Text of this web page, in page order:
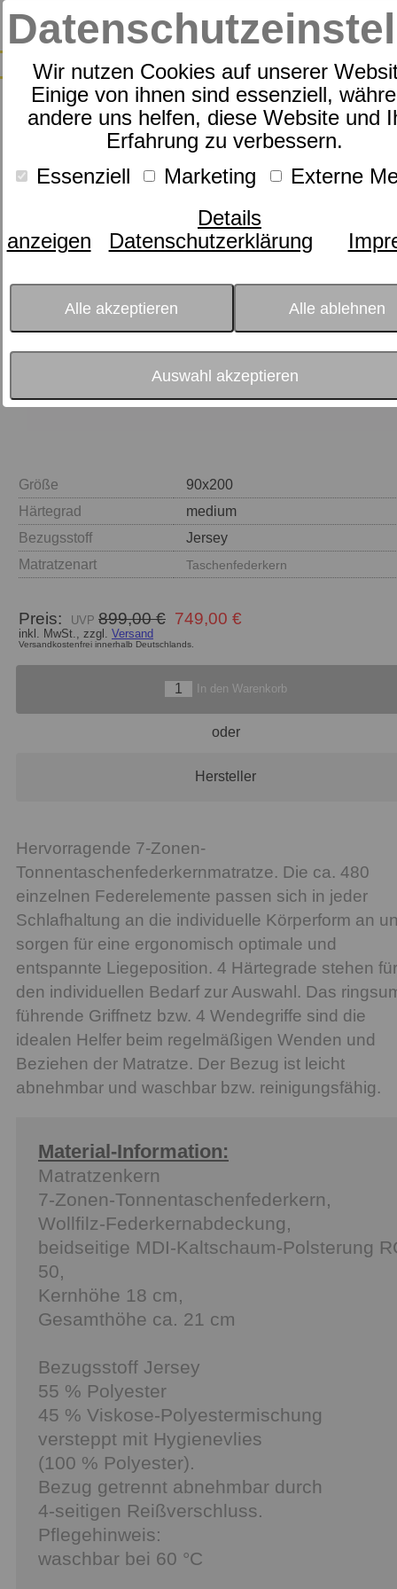
Wir nutzen Cookies auf unserer
Einige von ihnen sind essenziell,
andere uns helfen, diese Website und
Erfahrung zu verbessern.
Essenziell
Marketing
Externe
Details
anzeigen
Datenschutzerklärung
Alle akzeptieren Alle ablehnen
Auswahl akzeptieren
Hervorragende 7-Zonen-
Größe
Härtegrad
Bezugsstoff
Matratzenart
Taschenfederkern
Preis: 899,00 € 749,00 €
inkl. MwSt., zzgl. Versand
Versandkostenfrei innerhalb Deutschlands.
In den Warenkorb
oder
Hersteller
Hervorragende 7-Zonen-
Tonnentaschenfederkernmatratze. Die ca. 480
einzelnen Federelemente passen sich in jeder
Schlafhaltung an die individuelle Körperform an
sorgen für eine ergonomisch optimale und
entspannte Liegeposition. 4 Härtegrade stehen für
den individuellen Bedarf zur Auswahl. Das
führende Griffnetz bzw. 4 Wendegriffe sind die
idealen Helfer beim regelmäßigen Wenden und
Beziehen der Matratze. Der Bezug ist leicht
abnehmbar und waschbar bzw. reinigungsfähig.
Material-Information:
Matratzenkern
7-Zonen-Tonnentaschenfederkern,
Wollfilz-Federkernabdeckung,
beidseitige MDI-Kaltschaum-Polsterung
50,
Kernhöhe 18 cm,
Gesamthöhe ca. 21 cm
Bezugsstoff Jersey
55 % Polyester
45 % Viskose-Polyestermischung
versteppt mit Hygienevlies
(100 % Polyester).
Bezug getrennt abnehmbar durch
4-seitigen Reißverschluss.
Pflegehinweis:
waschbar bei 60 °C